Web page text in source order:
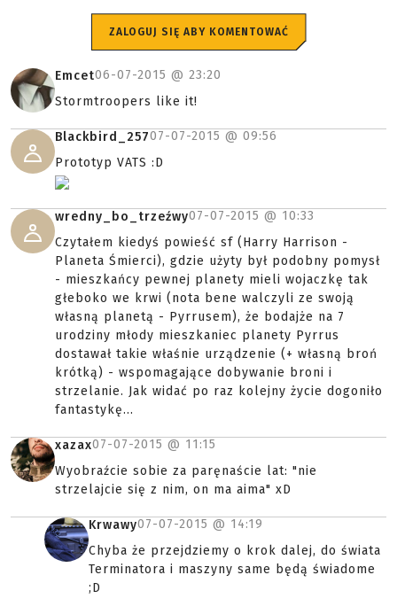
ZALOGUJ SIĘ ABY KOMENTOWAĆ
Emcet06-07-2015 @ 23:20
Stormtroopers like it!
Blackbird_25707-07-2015 @ 09:56
Prototyp VATS :D
wredny_bo_trzeźwy07-07-2015 @ 10:33
Czytałem kiedyś powieść sf (Harry Harrison -
Planeta Śmierci), gdzie użyty był podobny pomysł
- mieszkańcy pewnej planety mieli wojaczkę tak
głeboko we krwi (nota bene walczyli ze swoją
własną planetą - Pyrrusem), że bodajże na 7
urodziny młody mieszkaniec planety Pyrrus
dostawał takie właśnie urządzenie (+ własną broń
krótką) - wspomagające dobywanie broni i
strzelanie. Jak widać po raz kolejny życie dogoniło
fantastykę...
xazax07-07-2015 @ 11:15
Wyobraźcie sobie za paręnaście lat: "nie
strzelajcie się z nim, on ma aima" xD
Krwawy07-07-2015 @ 14:19
Chyba że przejdziemy o krok dalej, do świata
Terminatora i maszyny same będą świadome
;D